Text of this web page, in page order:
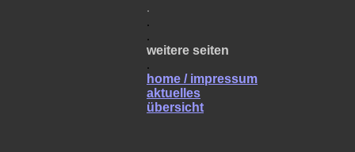
.
.
.
weitere seiten
.
home / impressum
aktuelles
übersicht